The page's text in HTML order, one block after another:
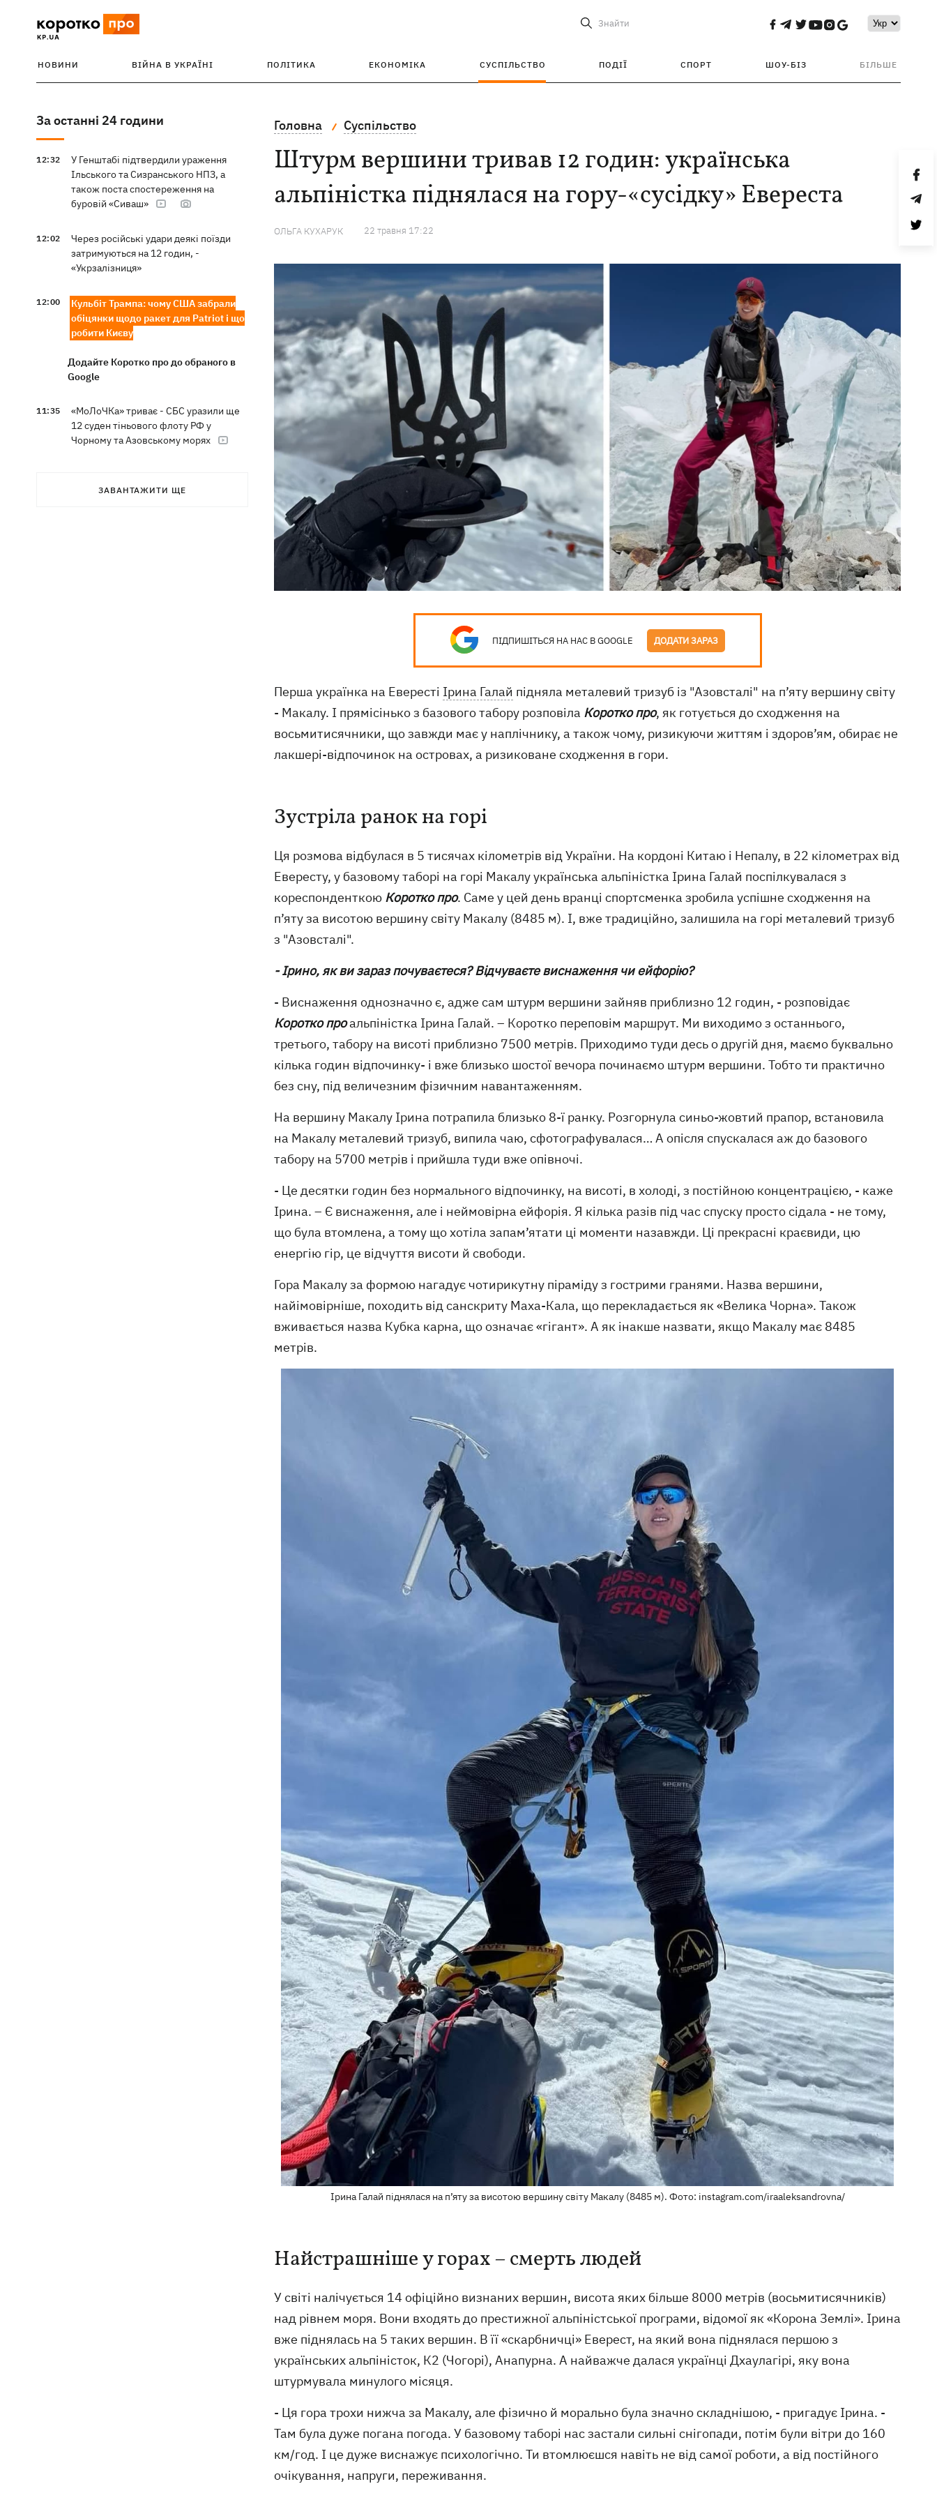
Знайти
НОВИНИ ВІЙНА В УКРАЇНІ ПОЛІТИКА ЕКОНОМІКА СУСПІЛЬСТВО ПОДІЇ СПОРТ ШОУ-БІЗ БІЛЬШЕ
За останні 24 години
12:32
У Генштабі підтвердили ураження
Ільського та Сизранського НПЗ, а
також поста спостереження на
буровій «Сиваш»
12:02
Через російські удари деякі поїзди
затримуються на 12 годин, -
«Укрзалізниця»
12:00
Кульбіт Трампа: чому США забрали
обіцянки щодо ракет для Patriot і що
робити Києву
Додайте Коротко про до обраного в
Google
11:35
«МоЛоЧКа» триває - СБС уразили ще
12 суден тіньового флоту РФ у
Чорному та Азовському морях
імені нареченого, 5 дітей біля вівтаря
ЗАВАНТАЖИТИ ЩЕ
Головна Суспільство
Штурм вершини тривав 12 годин: українська
альпіністка піднялася на гору-«сусідку» Евереста
ОЛЬГА КУХАРУК 22 травня 17:22
ПІДПИШІТЬСЯ НА НАС В GOOGLE ДОДАТИ ЗАРАЗ
Перша українка на Евересті Ірина Галай підняла металевий тризуб із "Азовсталі" на п’яту вершину світу
- Макалу. І прямісінько з базового табору розповіла Коротко про, як готується до сходження на
восьмитисячники, що завжди має у наплічнику, а також чому, ризикуючи життям і здоров’ям, обирає не
лакшері-відпочинок на островах, а ризиковане сходження в гори.
Зустріла ранок на горі
Ця розмова відбулася в 5 тисячах кілометрів від України. На кордоні Китаю і Непалу, в 22 кілометрах від
Евересту, у базовому таборі на горі Макалу українська альпіністка Ірина Галай поспілкувалася з
кореспонденткою Коротко про. Саме у цей день вранці спортсменка зробила успішне сходження на
п’яту за висотою вершину світу Макалу (8485 м). І, вже традиційно, залишила на горі металевий тризуб
з "Азовсталі".
- Ірино, як ви зараз почуваєтеся? Відчуваєте виснаження чи ейфорію?
- Виснаження однозначно є, адже сам штурм вершини зайняв приблизно 12 годин, - розповідає
Коротко проальпіністка Ірина Галай. – Коротко переповім маршрут. Ми виходимо з останнього,
третього, табору на висоті приблизно 7500 метрів. Приходимо туди десь о другій дня, маємо буквально
кілька годин відпочинку- і вже близько шостої вечора починаємо штурм вершини. Тобто ти практично
без сну, під величезним фізичним навантаженням.
На вершину Макалу Ірина потрапила близько 8-ї ранку. Розгорнула синьо-жовтий прапор, встановила
на Макалу металевий тризуб, випила чаю, сфотографувалася… А опісля спускалася аж до базового
табору на 5700 метрів і прийшла туди вже опівночі.
- Це десятки годин без нормального відпочинку, на висоті, в холоді, з постійною концентрацією, - каже
Ірина. – Є виснаження, але і неймовірна ейфорія. Я кілька разів під час спуску просто сідала - не тому,
що була втомлена, а тому що хотіла запам’ятати ці моменти назавжди. Ці прекрасні краєвиди, цю
енергію гір, це відчуття висоти й свободи.
Гора Макалу за формою нагадує чотирикутну піраміду з гострими гранями. Назва вершини,
найімовірніше, походить від санскриту Маха-Кала, що перекладається як «Велика Чорна». Також
вживається назва Кубка карна, що означає «гігант». А як інакше назвати, якщо Макалу має 8485
метрів.
Ірина Галай піднялася на п’яту за висотою вершину світу Макалу (8485 м). Фото: instagram.com/iraaleksandrovna/
Найстрашніше у горах – смерть людей
У світі налічується 14 офіційно визнаних вершин, висота яких більше 8000 метрів (восьмитисячників)
над рівнем моря. Вони входять до престижної альпіністської програми, відомої як «Корона Землі». Ірина
вже піднялась на 5 таких вершин. В її «скарбничці» Еверест, на який вона піднялася першою з
українських альпіністок, К2 (Чогорі), Анапурна. А найважче далася українці Дхаулагірі, яку вона
штурмувала минулого місяця.
- Ця гора трохи нижча за Макалу, але фізично й морально була значно складнішою, - пригадує Ірина. -
Там була дуже погана погода. У базовому таборі нас застали сильні снігопади, потім були вітри до 160
км/год. І це дуже виснажує психологічно. Ти втомлюєшся навіть не від самої роботи, а від постійного
очікування, напруги, переживання.